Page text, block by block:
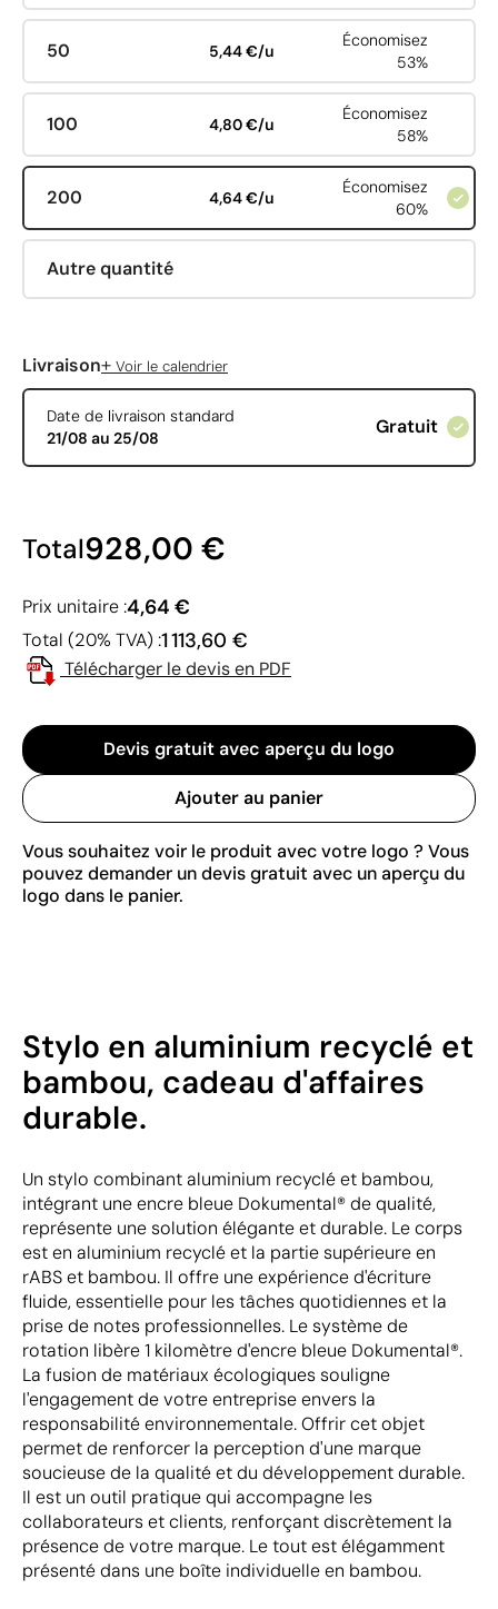
50 5,44 €/u
Économisez
53%
100 4,80 €/u
Économisez
58%
200 4,64 €/u
Économisez
60%
Autre quantité
Livraison+ Voir le calendrier
Date de livraison standard
21/08 au 25/08
Gratuit
Total928,00 €
Prix unitaire :4,64 €
Total (20% TVA) :1 113,60 €
Télécharger le devis en PDF
Devis gratuit avec aperçu du logo
Ajouter au panier
Vous souhaitez voir le produit avec votre logo ? Vous
pouvez demander un devis gratuit avec un aperçu du
logo dans le panier.
Stylo en aluminium recyclé et
bambou, cadeau d'affaires
durable.
Un stylo combinant aluminium recyclé et bambou,
intégrant une encre bleue Dokumental® de qualité,
représente une solution élégante et durable. Le corps
est en aluminium recyclé et la partie supérieure en
rABS et bambou. Il offre une expérience d'écriture
fluide, essentielle pour les tâches quotidiennes et la
prise de notes professionnelles. Le système de
rotation libère 1 kilomètre d'encre bleue Dokumental®.
La fusion de matériaux écologiques souligne
l'engagement de votre entreprise envers la
responsabilité environnementale. Offrir cet objet
permet de renforcer la perception d'une marque
soucieuse de la qualité et du développement durable.
Il est un outil pratique qui accompagne les
collaborateurs et clients, renforçant discrètement la
présence de votre marque. Le tout est élégamment
présenté dans une boîte individuelle en bambou.